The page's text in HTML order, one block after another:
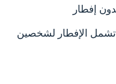
(تشمل الإفطار لشخصين